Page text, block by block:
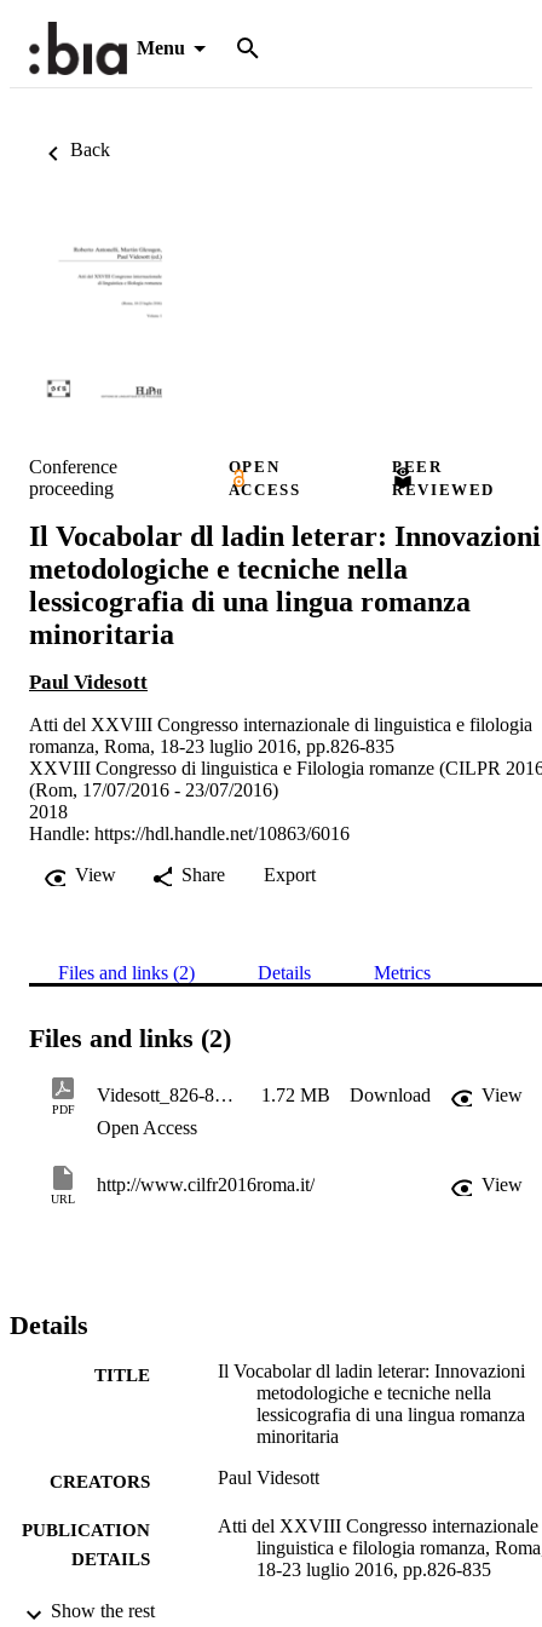
Menu
Back
Conference
proceeding
OPEN
ACCESS
PEER
REVIEWED
Il Vocabolar dl ladin leterar: Innovazioni
metodologiche e tecniche nella
lessicografia di una lingua romanza
minoritaria
Paul Videsott
Atti del XXVIII Congresso internazionale di linguistica e filologia
romanza, Roma, 18-23 luglio 2016, pp.826-835
XXVIII Congresso di linguistica e Filologia romanze (CILPR
(Rom, 17/07/2016 - 23/07/2016)
2018
Handle: https://hdl.handle.net/10863/6016
View
Share Export
Files and links (2) Details Metrics
Files and links (2)
PDF
Videsott_826-835_cilfr 2016_sez06B 1.72 MB Download
View
Open Access
URL
http://www.cilfr2016roma.it/ View
Details
TITLE
Il Vocabolar dl ladin leterar: Innovazioni
metodologiche e tecniche nella
lessicografia di una lingua romanza
minoritaria
CREATORS Paul Videsott
PUBLICATION
DETAILS
Atti del XXVIII Congresso
linguistica e filologia romanza,
18-23 luglio 2016, pp.826-835
EDITOR(S)
Show the rest